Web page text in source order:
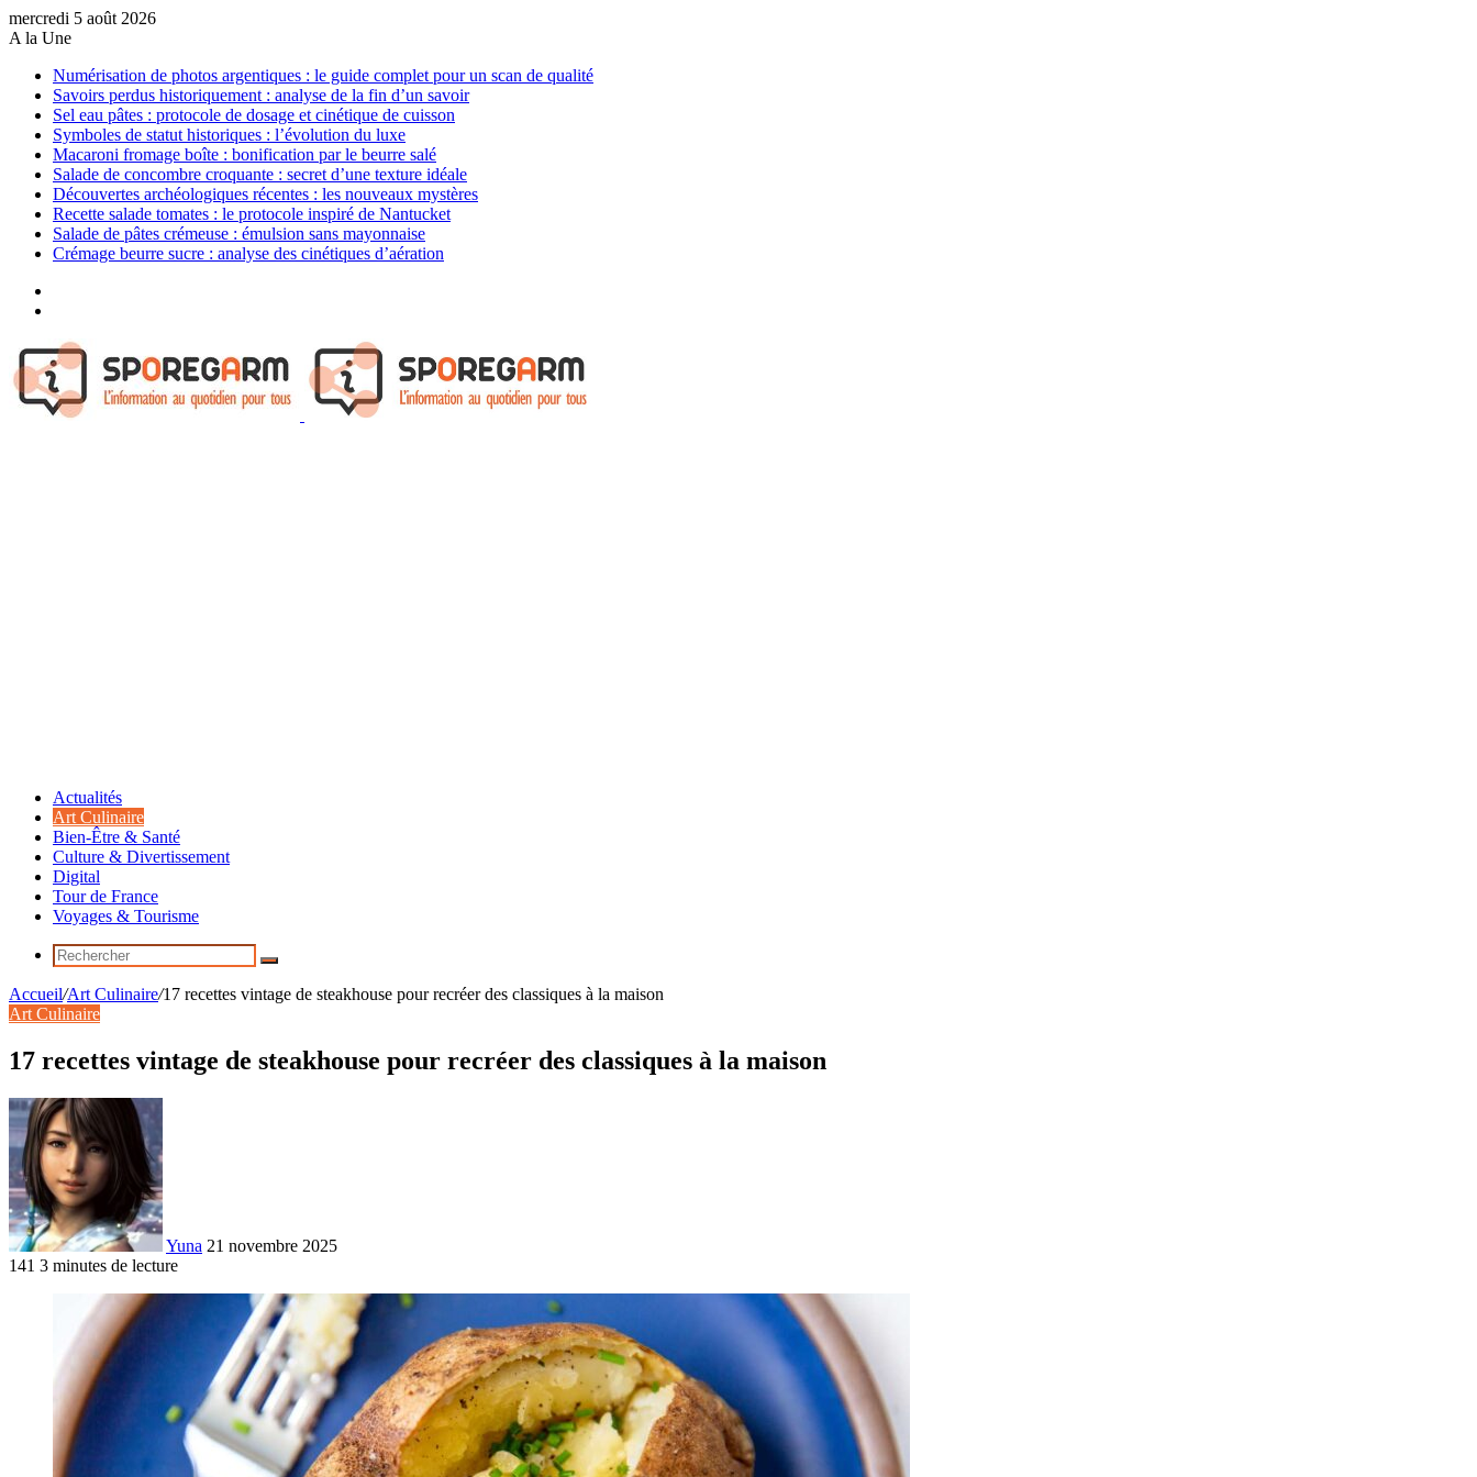
mercredi 5 août 2026
A la Une
Numérisation de photos argentiques : le guide complet pour un scan de qualité
Savoirs perdus historiquement : analyse de la fin d’un savoir
Sel eau pâtes : protocole de dosage et cinétique de cuisson
Symboles de statut historiques : l’évolution du luxe
Macaroni fromage boîte : bonification par le beurre salé
Salade de concombre croquante : secret d’une texture idéale
Découvertes archéologiques récentes : les nouveaux mystères
Recette salade tomates : le protocole inspiré de Nantucket
Salade de pâtes crémeuse : émulsion sans mayonnaise
Crémage beurre sucre : analyse des cinétiques d’aération
Menu
Actualités
Art Culinaire
Bien-Être & Santé
Culture & Divertissement
Digital
Tour de France
Voyages & Tourisme
Rechercher
Accueil/Art Culinaire/17 recettes vintage de steakhouse pour recréer des classiques à la maison
Art Culinaire
17 recettes vintage de steakhouse pour recréer des classiques à la maison
Yuna 21 novembre 2025
141 3 minutes de lecture